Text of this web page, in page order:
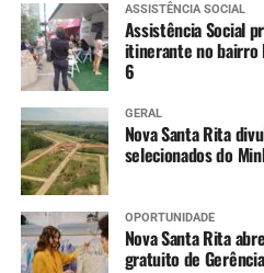
Meningo ACWY (dose
ASSISTÊNCIA SOCIAL
Assistência Social
itinerante no bairro
6
GERAL
Nova Santa Rita
selecionados do
OPORTUNIDADE
Nova Santa Rita
gratuito de